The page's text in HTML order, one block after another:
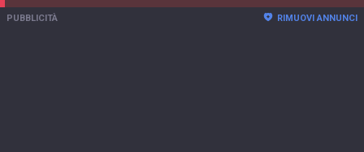
PUBBLICITÀ RIMUOVI ANNUNCI